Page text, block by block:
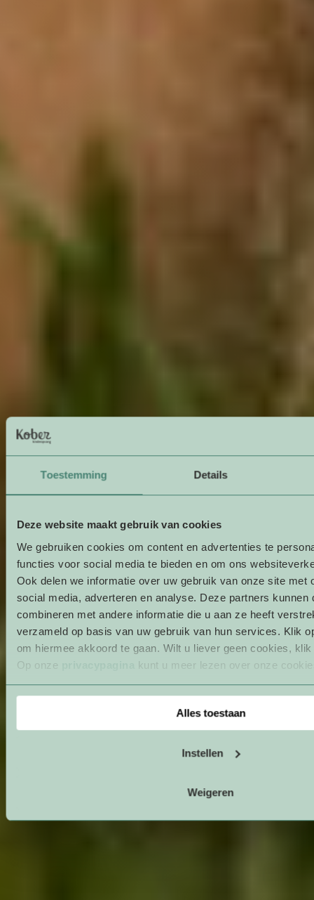
Toestemming Details
Deze website maakt gebruik van cookies
We gebruiken cookies om content en advertenties te
functies voor social media te bieden en om ons
Ook delen we informatie over uw gebruik van onze site met
social media, adverteren en analyse. Deze partners kunnen
combineren met andere informatie die u aan ze heeft
verzameld op basis van uw gebruik van hun services. Klik
om hiermee akkoord te gaan. Wilt u liever geen cookies,
Op onze
kunt u meer lezen over onze
Alles toestaan
Instellen
Weigeren